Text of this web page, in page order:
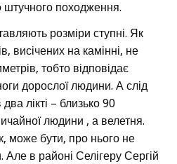
штучного походження.
розміри ступні. Як
висічених на камінні, не
тобто відповідає
дорослої людини. А слід
лікті – близько 90
людини , а велетня.
може бути, про нього не
Але в районі Селігеру Сергій